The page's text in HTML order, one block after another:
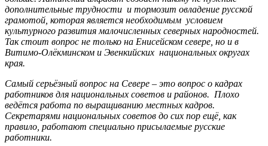
дополнительные трудности и тормозит овладение русской
грамотой, которая является необходимым условием
культурного развития малочисленных северных народностей.
Так стоит вопрос не только на Енисейском севере, но и в
Витимо-Олёкминском и Эвенкийских национальных округах
края.
Самый серьёзный вопрос на Севере – это вопрос о кадрах
работников для национальных советов и районов. Плохо
ведётся работа по выращиванию местных кадров.
Секретарями национальных советов до сих пор ещё, как
правило, работают специально присылаемые русские
работники.